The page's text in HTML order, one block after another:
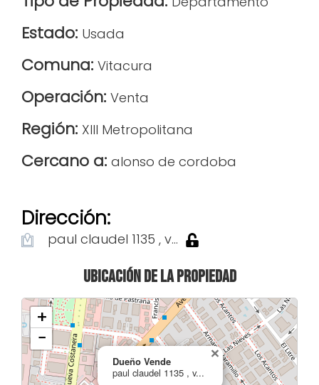
Estado: Usada
Comuna: Vitacura
Operación: Venta
Región: XIII Metropolitana
Cercano a: alonso de cordoba
Dirección:
paul claudel 1135 , v...
Ubicación de la propiedad
Dueño Vende
paul claudel 1135 , v...
×
+
−